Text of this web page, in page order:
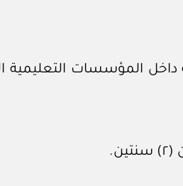
داخل المؤسسات